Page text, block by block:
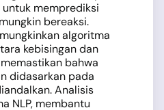
memprediksi
bereaksi.
algoritma
kebisingan dan
bahwa
didasarkan pada
Analisis
NLP, membantu